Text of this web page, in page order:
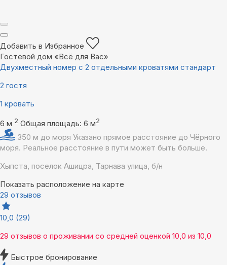
Добавить в Избранное
Гостевой дом «Всё для Вас»
Двухместный номер с 2 отдельными кроватями стандарт
2 гостя
1 кровать
6 м 2 Общая площадь: 6 м2
350 м до моря Указано прямое расстояние до Чёрного
моря. Реальное расстояние в пути может быть больше.
Хыпста, поселок Ашицра, Тарнава улица, б/н
Показать расположение на карте
29 отзывов
10,0 (29)
29 отзывов о проживании со средней оценкой 10,0 из 10,0
Быстрое бронирование